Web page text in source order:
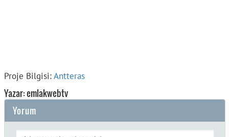
Proje Bilgisi:Antteras
Yazar: emlakwebtv
Yorum